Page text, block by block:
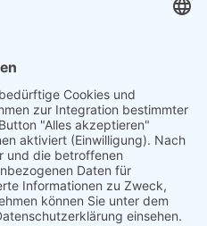
Thüringen
29.32.0 Herstellung von
für Kraftwagen (Filter